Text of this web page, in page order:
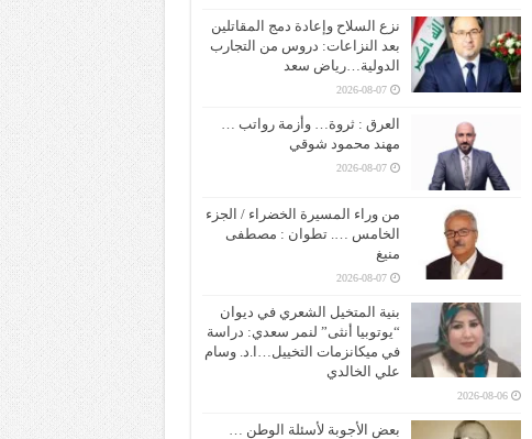
نزع السلاح وإعادة دمج المقاتلين
بعد النزاعات: دروس من التجارب
الدولية…رياض سعد
2026-08-07
العرق : ثروة… وأزمة رواتب …
مهند محمود شوقي
2026-08-07
من وراء المسيرة الخضراء / الجزء
الخامس …. تطوان : مصطفى
منيغ
2026-08-07
بنية المتخيل الشعري في ديوان
“يوتوبيا أنثى” لنمر سعدي: دراسة
في ميكانزمات التخييل…ا.د. وسام
علي الخالدي
2026-08-06
بعض الأجوبة لأسئلة الوطن …